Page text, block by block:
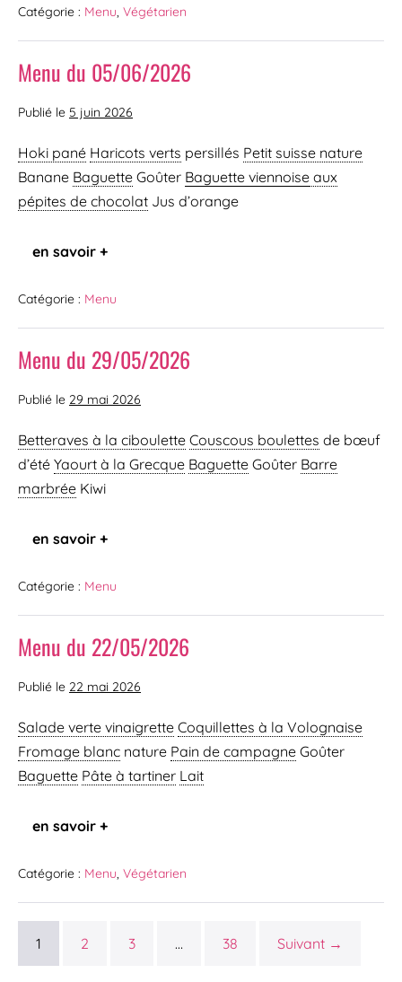
Catégorie : Menu, Végétarien
Menu du 05/06/2026
Publié le 5 juin 2026
Hoki pané Haricots verts persillés Petit suisse nature
Banane Baguette Goûter Baguette viennoise aux
pépites de chocolat Jus d’orange
en savoir +
Catégorie : Menu
Menu du 29/05/2026
Publié le 29 mai 2026
Betteraves à la ciboulette Couscous boulettes de bœuf
d’été Yaourt à la Grecque Baguette Goûter Barre
marbrée Kiwi
en savoir +
Catégorie : Menu
Menu du 22/05/2026
Publié le 22 mai 2026
Salade verte vinaigrette Coquillettes à la Volognaise
Fromage blanc nature Pain de campagne Goûter
Baguette Pâte à tartiner Lait
en savoir +
Catégorie : Menu, Végétarien
1 2 3 … 38 Suivant →